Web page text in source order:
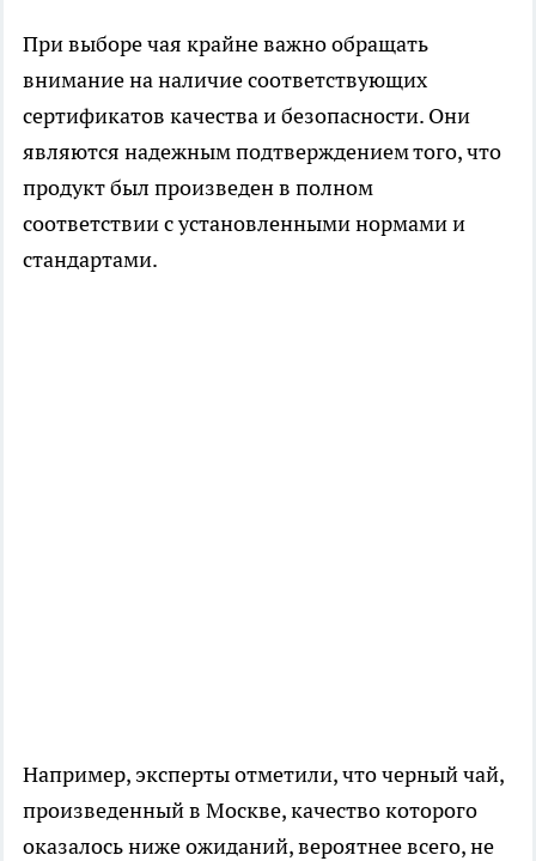
При выборе чая крайне важно обращать
внимание на наличие соответствующих
сертификатов качества и безопасности. Они
являются надежным подтверждением того, что
продукт был произведен в полном
соответствии с установленными нормами и
стандартами.
Например, эксперты отметили, что черный чай,
произведенный в Москве, качество которого
оказалось ниже ожиданий, вероятнее всего, не